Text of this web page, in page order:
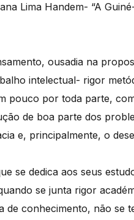
Lima Handem- “A
ousadia na
intelectual- rigor
pouco por toda parte,
de boa parte dos
e, principalmente, o
se dedica aos seus
se junta rigor
de conhecimento, não se